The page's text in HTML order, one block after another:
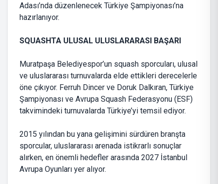
Adası’nda düzenlenecek Türkiye Şampiyonası’na
hazırlanıyor.
SQUASHTA ULUSAL ULUSLARARASI BAŞARI
Muratpaşa Belediyespor’un squash sporcuları, ulusal
ve uluslararası turnuvalarda elde ettikleri derecelerle
öne çıkıyor. Ferruh Dincer ve Doruk Dalkıran, Türkiye
Şampiyonası ve Avrupa Squash Federasyonu (ESF)
takvimindeki turnuvalarda Türkiye’yi temsil ediyor.
2015 yılından bu yana gelişimini sürdüren branşta
sporcular, uluslararası arenada istikrarlı sonuçlar
alırken, en önemli hedefler arasında 2027 İstanbul
Avrupa Oyunları yer alıyor.